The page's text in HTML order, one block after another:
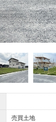
売買土地